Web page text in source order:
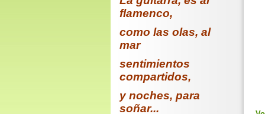
flamenco,
como las olas, al
mar
sentimientos
compartidos,
y noches, para
soñar...